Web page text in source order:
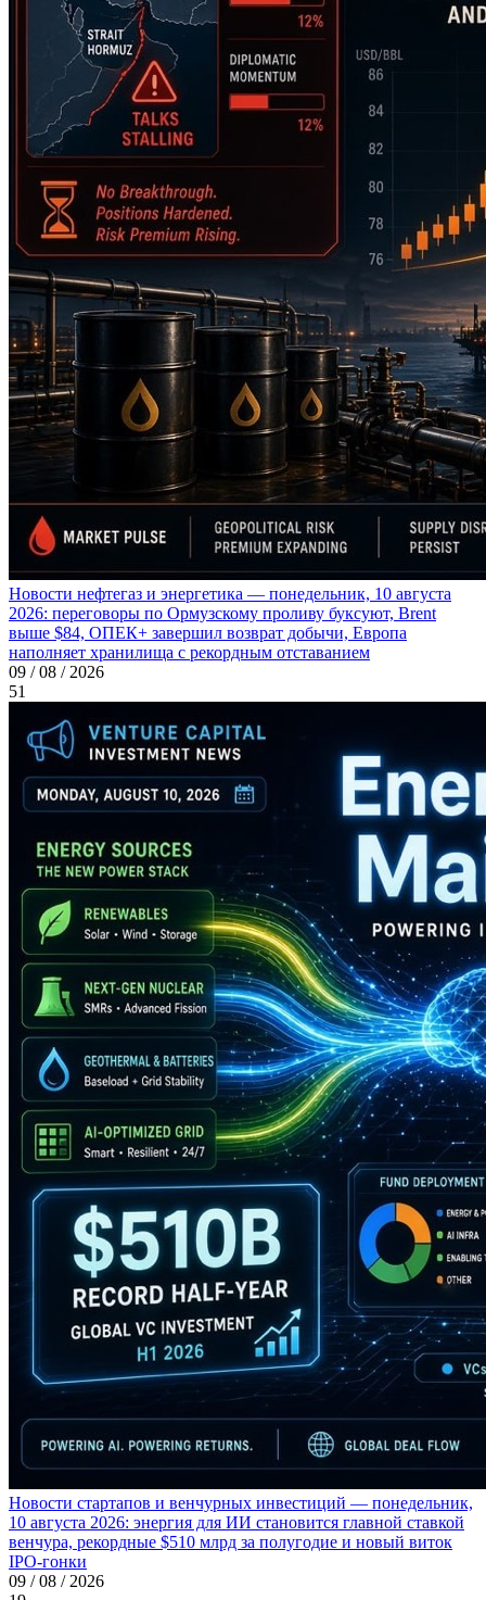
Новости нефтегаз и энергетика — понедельник, 10 августа
2026: переговоры по Ормузскому проливу буксуют, Brent
выше $84, ОПЕК+ завершил возврат добычи, Европа
наполняет хранилища с рекордным отставанием
09 / 08 / 2026
51
Новости стартапов и венчурных инвестиций — понедельник,
10 августа 2026: энергия для ИИ становится главной ставкой
венчура, рекордные $510 млрд за полугодие и новый виток
IPO-гонки
09 / 08 / 2026